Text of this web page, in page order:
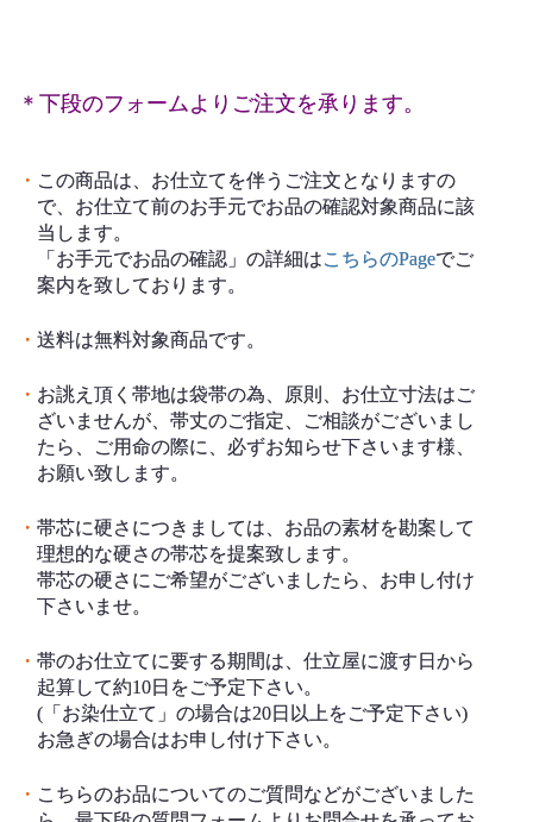
＊下段のフォームよりご注文を承ります。
・ この商品は、お仕立てを伴うご注文となりますの
で、お仕立て前のお手元でお品の確認対象商品に該
当します。
「お手元でお品の確認」の詳細はこちらのPageでご
案内を致しております。
・ 送料は無料対象商品です。
・ お誂え頂く帯地は袋帯の為、原則、お仕立寸法はご
ざいませんが、帯丈のご指定、ご相談がございまし
たら、ご用命の際に、必ずお知らせ下さいます様、
お願い致します。
・ 帯芯に硬さにつきましては、お品の素材を勘案して
理想的な硬さの帯芯を提案致します。
帯芯の硬さにご希望がございましたら、お申し付け
下さいませ。
・ 帯のお仕立てに要する期間は、仕立屋に渡す日から
起算して約10日をご予定下さい。
(「お染仕立て」の場合は20日以上をご予定下さい)
お急ぎの場合はお申し付け下さい。
・ こちらのお品についてのご質問などがございました